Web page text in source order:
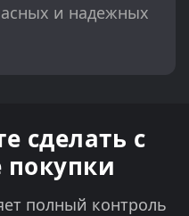
и надежных
сделать с
покупки
полный контроль